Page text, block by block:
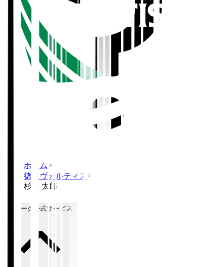
ホーム >
徳島ヴォルティス >
杉本 太郎
Ｊリーグ公式サービス